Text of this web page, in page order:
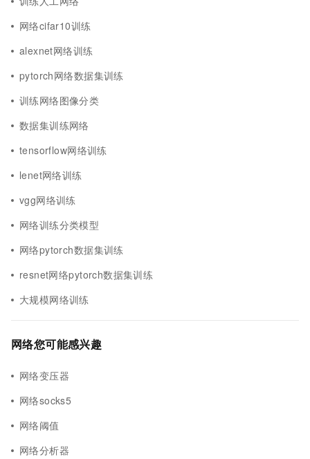
网络cifar10训练
alexnet网络训练
pytorch网络数据集训练
训练网络图像分类
数据集训练网络
tensorflow网络训练
lenet网络训练
vgg网络训练
网络训练分类模型
网络pytorch数据集训练
resnet网络pytorch数据集训练
大规模网络训练
网络您可能感兴趣
网络变压器
网络socks5
网络阈值
网络分析器